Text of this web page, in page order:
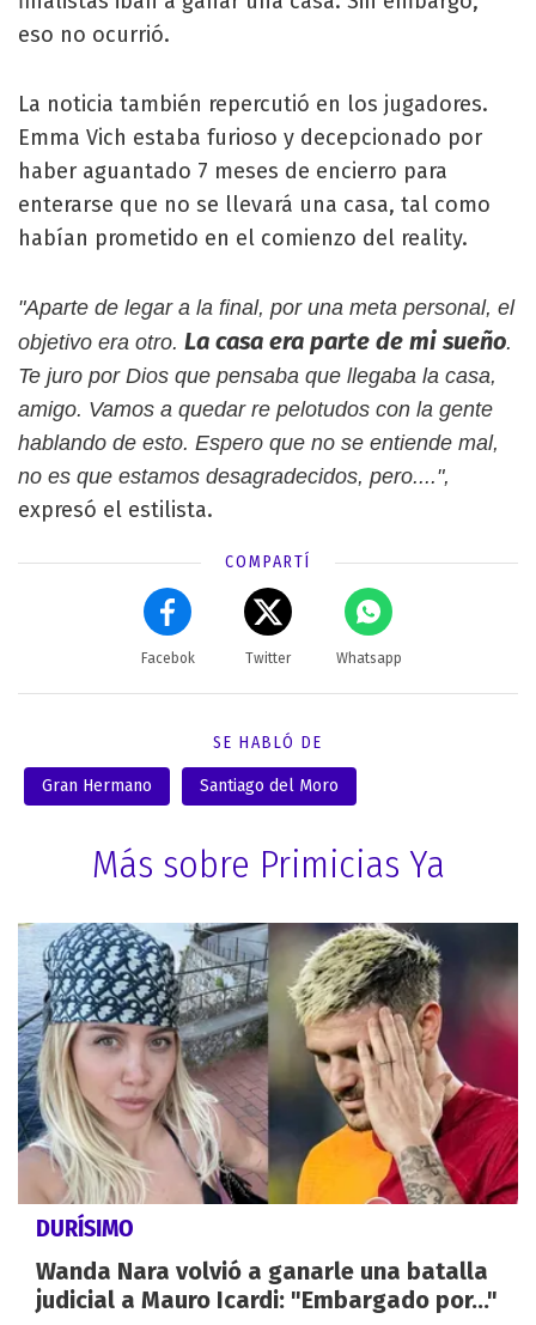
eso no ocurrió.
La noticia también repercutió en los jugadores.
Emma Vich estaba furioso y decepcionado por
haber aguantado 7 meses de encierro para
enterarse que no se llevará una casa, tal como
habían prometido en el comienzo del reality.
"Aparte de legar a la final, por una meta personal, el
objetivo era otro. La casa era parte de mi sueño.
Te juro por Dios que pensaba que llegaba la casa,
amigo. Vamos a quedar re pelotudos con la gente
hablando de esto. Espero que no se entiende mal,
no es que estamos desagradecidos, pero....",
expresó el estilista.
COMPARTÍ
Facebok Twitter Whatsapp
SE HABLÓ DE
Gran Hermano Santiago del Moro
Más sobre Primicias Ya
DURÍSIMO
Wanda Nara volvió a ganarle una batalla
judicial a Mauro Icardi: "Embargado por..."